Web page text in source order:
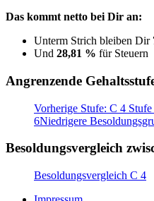
Das kommt netto bei Dir an:
Unterm Strich bleiben Dir
Und 28,81 % für Steuern
Angrenzende
Vorherige Stufe: C 4 Stufe
6Niedrigere
Besoldungsvergleich
Besoldungsvergleich C 4